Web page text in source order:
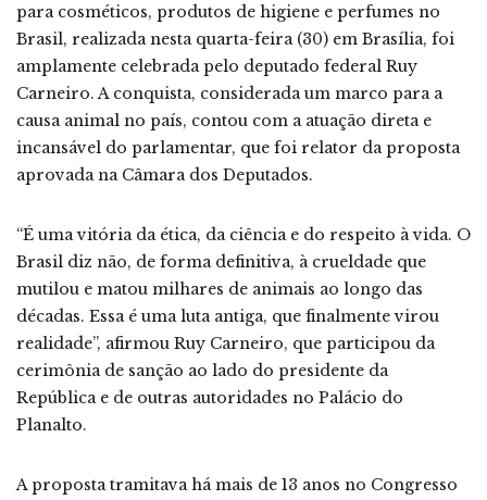
para cosméticos, produtos de higiene e perfumes no
Brasil, realizada nesta quarta-feira (30) em Brasília, foi
amplamente celebrada pelo deputado federal Ruy
Carneiro. A conquista, considerada um marco para a
causa animal no país, contou com a atuação direta e
incansável do parlamentar, que foi relator da proposta
aprovada na Câmara dos Deputados.
“É uma vitória da ética, da ciência e do respeito à vida. O
Brasil diz não, de forma definitiva, à crueldade que
mutilou e matou milhares de animais ao longo das
décadas. Essa é uma luta antiga, que finalmente virou
realidade”, afirmou Ruy Carneiro, que participou da
cerimônia de sanção ao lado do presidente da
República e de outras autoridades no Palácio do
Planalto.
A proposta tramitava há mais de 13 anos no Congresso